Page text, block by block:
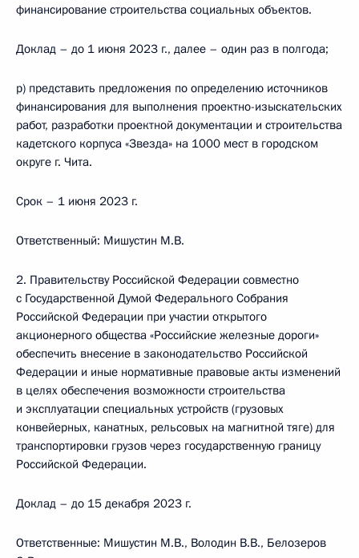
финансирование строительства социальных объектов.
Доклад – до 1 июня 2023 г., далее – один раз в полгода;
р) представить предложения по определению источников
финансирования для выполнения проектно-изыскательских
работ, разработки проектной документации и строительства
кадетского корпуса «Звезда» на 1000 мест в городском
округе г. Чита.
Срок – 1 июня 2023 г.
Ответственный: Мишустин М.В.
2. Правительству Российской Федерации совместно
с Государственной Думой Федерального Собрания
Российской Федерации при участии открытого
акционерного общества «Российские железные дороги»
обеспечить внесение в законодательство Российской
Федерации и иные нормативные правовые акты изменений
в целях обеспечения возможности строительства
и эксплуатации специальных устройств (грузовых
конвейерных, канатных, рельсовых на магнитной тяге) для
транспортировки грузов через государственную границу
Российской Федерации.
Доклад – до 15 декабря 2023 г.
Ответственные: Мишустин М.В., Володин В.В., Белозеров